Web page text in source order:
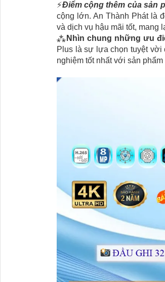
️⚡Điểm cộng thêm của sản
cộng lớn. An Thành Phát là
và dịch vụ hậu mãi tốt, mang
⁂ Nhìn chung những ưu
Plus là sự lựa chọn tuyệt vời
nghiệm tốt nhất với sản phẩm